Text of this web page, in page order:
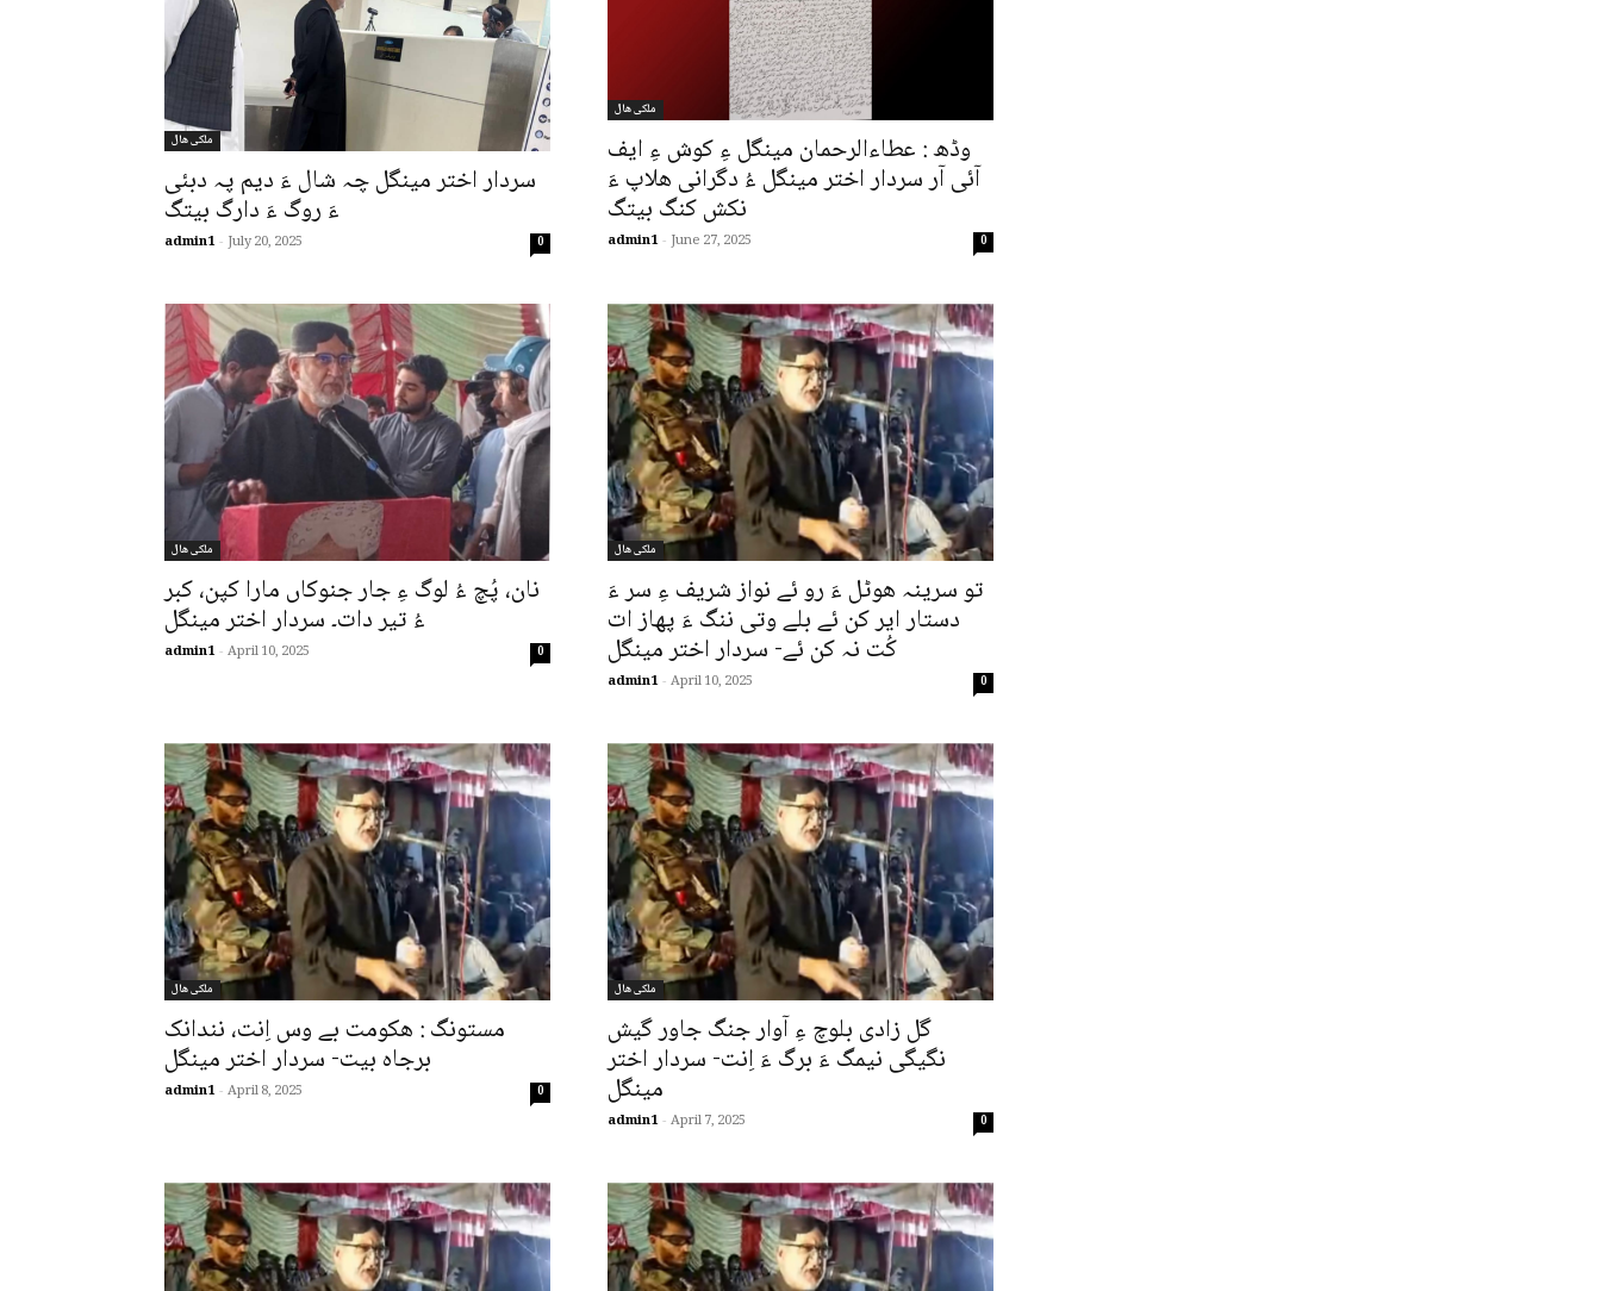
ملکی ھال
سردار اختر مینگل چہ شال ءَ دیم پہ دبئی
ءَ روگ ءَ دارگ بیتگ
admin1 - July 20, 2025 0
ملکی ھال
وڈھ : عطاءالرحمان مینگل ءِ کوش ءِ ایف
آئی آر سردار اختر مینگل ءُ دگرانی ھلاپ ءَ
نکش کنگ بیتگ
admin1 - June 27, 2025 0
ملکی ھال
نان، پُچ ءُ لوگ ءِ جار جنوکاں مارا کپن، کبر
ءُ تیر دات۔ سردار اختر مینگل
admin1 - April 10, 2025 0
ملکی ھال
تو سرینہ ھوٹل ءَ رو ئے نواز شریف ءِ سر ءَ
دستار ایر کن ئے بلے وتی ننگ ءَ پھاز ات
کُت نہ کن ئے- سردار اختر مینگل
admin1 - April 10, 2025 0
ملکی ھال
مستونگ : ھکومت بے وس اِنت، نندانک
برجاہ بیت- سردار اختر مینگل
admin1 - April 8, 2025 0
ملکی ھال
گل زادی بلوچ ءِ آوار جنگ جاور گیش
نگیگی نیمگ ءَ برگ ءَ اِنت- سردار اختر
مینگل
admin1 - April 7, 2025 0